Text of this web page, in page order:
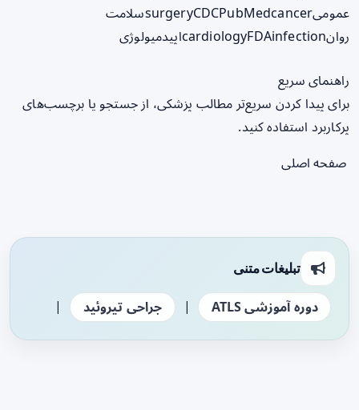
عمومی
surgeryCDCPubMedcancer
سلامت
روان
cardiologyFDAinfection اپیدمیولوژی
راهنمای سریع
برای پیدا کردن سریع‌تر مطالب پزشکی، از جستجو یا برچسب‌های
پرکاربرد استفاده کنید.
صفحه اصلی
تبلیغات متنی
دوره آموزشی ATLS | جراحی تیروئید |